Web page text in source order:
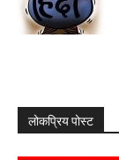
लोकप्रिय पोस्ट